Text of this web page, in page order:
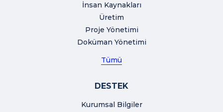
İnsan Kaynakları
Üretim
Proje Yönetimi
Doküman Yönetimi
Tümü
DESTEK
Kurumsal Bilgiler